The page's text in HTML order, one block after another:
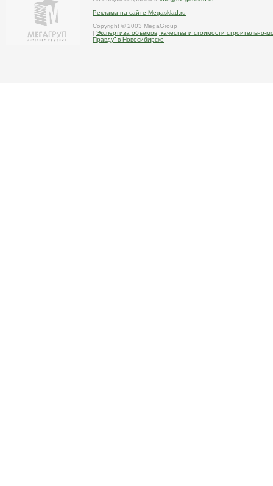
Реклама на сайте Megasklad.ru
Copyright © 2003 MegaGroup
| Экспертиза объемов, качества и стоимости строительно-
Правду” в Новосибирске